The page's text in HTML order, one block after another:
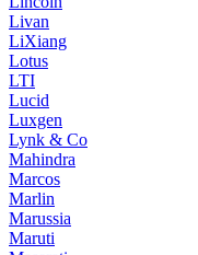
Livan
LiXiang
Lotus
LTI
Lucid
Luxgen
Lynk & Co
Mahindra
Marcos
Marlin
Marussia
Maruti